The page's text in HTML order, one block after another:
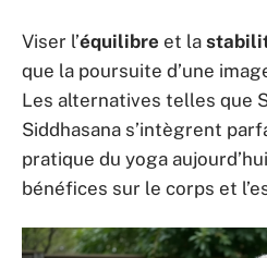
Viser l’équilibre et la
que la poursuite d’une
Les alternatives telles que
Siddhasana s’intègrent
pratique du yoga
bénéfices sur le corps et